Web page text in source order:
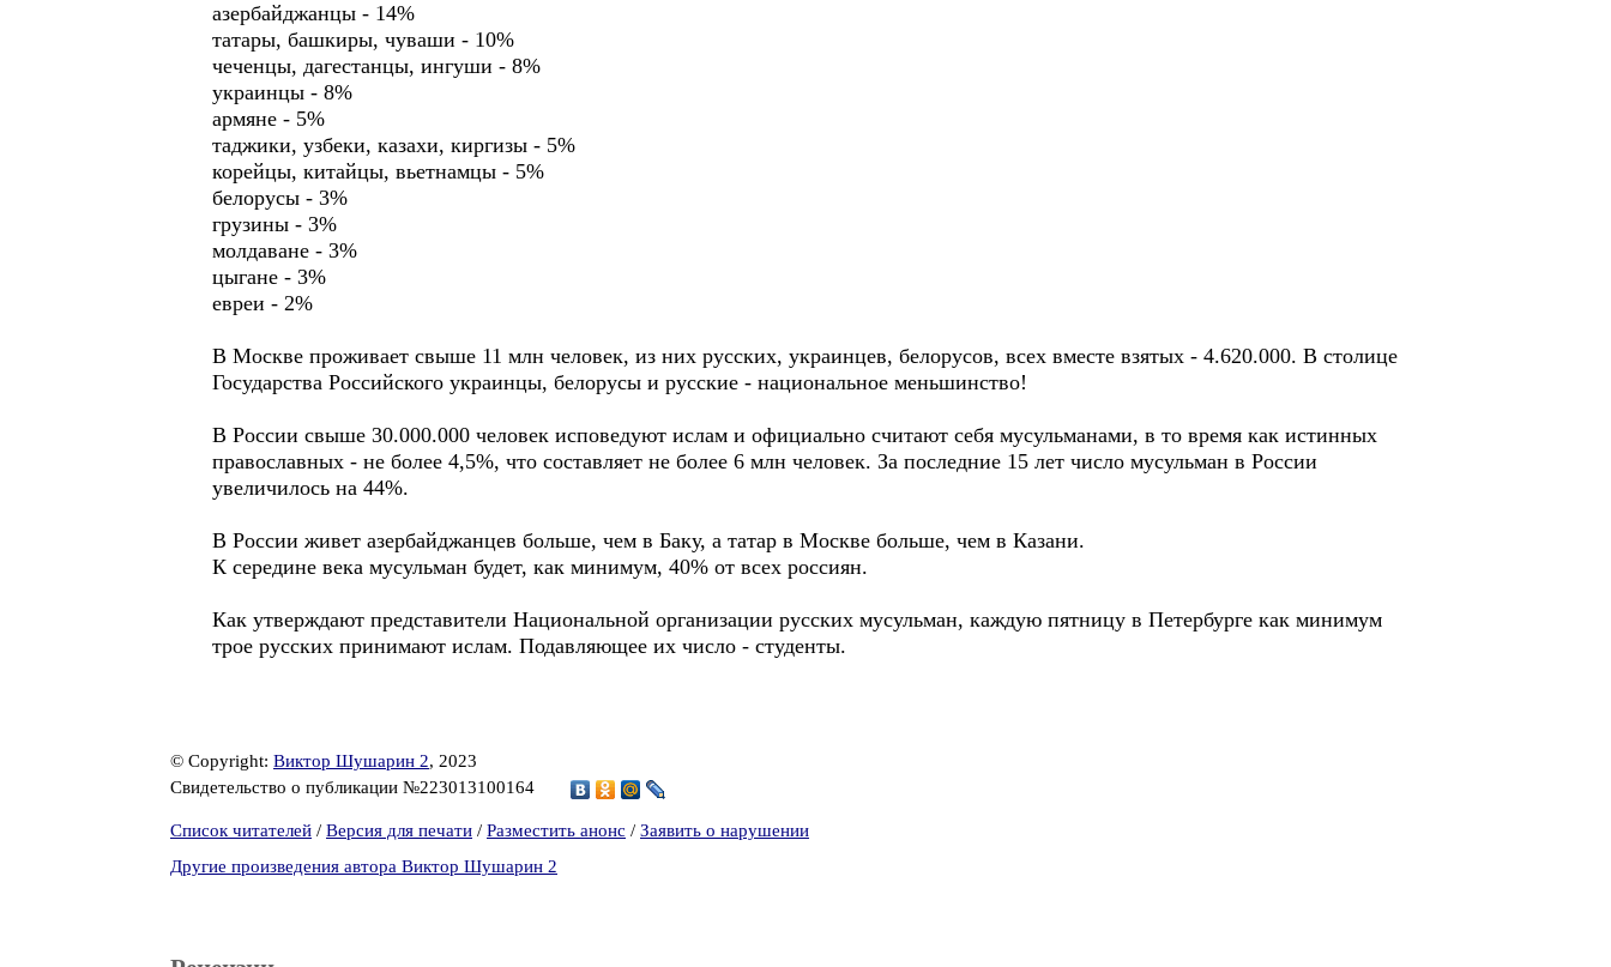
азербайджанцы - 14%
татары, башкиры, чуваши - 10%
чеченцы, дагестанцы, ингуши - 8%
украинцы - 8%
армяне - 5%
таджики, узбеки, казахи, киргизы - 5%
корейцы, китайцы, вьетнамцы - 5%
белорусы - 3%
грузины - 3%
молдаване - 3%
цыгане - 3%
евреи - 2%
В Москве проживает свыше 11 млн человек, из них русских, украинцев, белорусов, всех вместе взятых - 4.620.000. В столице
Государства Российского украинцы, белорусы и русские - национальное меньшинство!
В России свыше 30.000.000 человек исповедуют ислам и официально считают себя мусульманами, в то время как истинных
православных - не более 4,5%, что составляет не более 6 млн человек. За последние 15 лет число мусульман в России
увеличилось на 44%.
В России живет азербайджанцев больше, чем в Баку, а татар в Москве больше, чем в Казани.
К середине века мусульман будет, как минимум, 40% oт всех россиян.
Как утверждают представители Национальной организации русских мусульман, каждую пятницу в Петербурге как минимум
трое русских принимают ислам. Подавляющее их число - студенты.
© Copyright: Виктор Шушарин 2, 2023
Свидетельство о публикации №223013100164
Список читателей / Версия для печати / Разместить анонс / Заявить о нарушении
Другие произведения автора Виктор Шушарин 2